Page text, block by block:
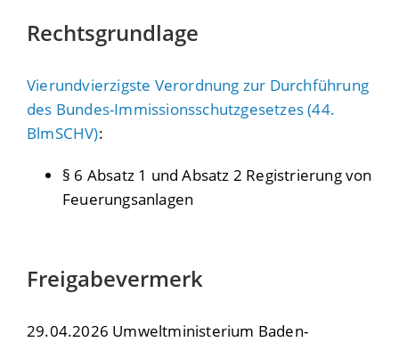
Rechtsgrundlage
Vierundvierzigste Verordnung zur Durchführung
des Bundes-Immissionsschutzgesetzes (44.
BlmSCHV):
§ 6 Absatz 1 und Absatz 2 Registrierung von
Feuerungsanlagen
Freigabevermerk
29.04.2026 Umweltministerium Baden-